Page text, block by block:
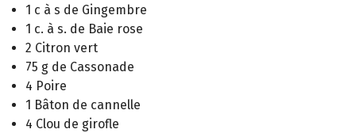
1 c à s de Gingembre
1 c. à s. de Baie rose
2 Citron vert
75 g de Cassonade
4 Poire
1 Bâton de cannelle
4 Clou de girofle